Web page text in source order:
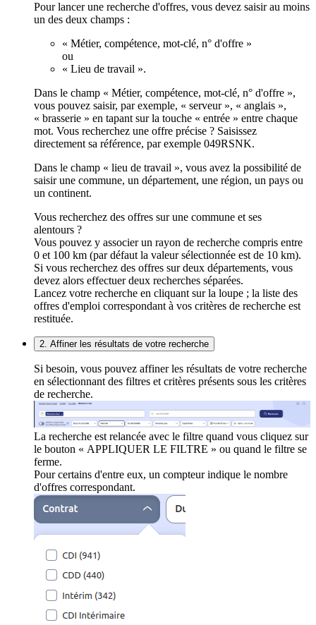
Pour lancer une recherche d'offres, vous devez saisir au moins
un des deux champs :
« Métier, compétence, mot-clé, n° d'offre »
ou
« Lieu de travail ».
Dans le champ « Métier, compétence, mot-clé, n° d'offre »,
vous pouvez saisir, par exemple, « serveur », « anglais »,
« brasserie » en tapant sur la touche « entrée » entre chaque
mot. Vous recherchez une offre précise ? Saisissez
directement sa référence, par exemple 049RSNK.
Dans le champ « lieu de travail », vous avez la possibilité de
saisir une commune, un département, une région, un pays ou
un continent.
Vous recherchez des offres sur une commune et ses
alentours ?
Vous pouvez y associer un rayon de recherche compris entre
0 et 100 km (par défaut la valeur sélectionnée est de 10 km).
Si vous recherchez des offres sur deux départements, vous
devez alors effectuer deux recherches séparées.
Lancez votre recherche en cliquant sur la loupe ; la liste des
offres d'emploi correspondant à vos critères de recherche est
restituée.
2. Affiner les résultats de votre recherche
Si besoin, vous pouvez affiner les résultats de votre recherche
en sélectionnant des filtres et critères présents sous les critères
de recherche.
La recherche est relancée avec le filtre quand vous cliquez sur
le bouton « APPLIQUER LE FILTRE » ou quand le filtre se
ferme.
Pour certains d'entre eux, un compteur indique le nombre
d'offres correspondant.